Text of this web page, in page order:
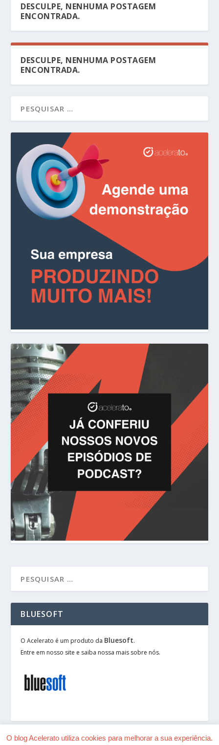
DESCULPE, NENHUMA POSTAGEM
ENCONTRADA.
DESCULPE, NENHUMA POSTAGEM
ENCONTRADA.
BLUESOFT
O Acelerato é um produto da Bluesoft.
Entre em nosso site e saiba nossa mais sobre nós.
O blog Acelerato utiliza cookies para melhorar a sua experiência.